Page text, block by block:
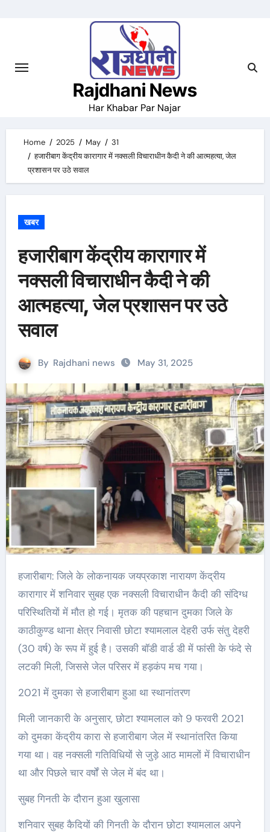
Rajdhani News
Har Khabar Par Najar
Home 2025 May
31
हजारीबाग केंद्रीय कारागार में नक्सली विचाराधीन कैदी ने की आत्महत्या, जेल
प्रशासन पर उठे सवाल
खबर
हजारीबाग केंद्रीय कारागार में
नक्सली विचाराधीन कैदी ने की
आत्महत्या, जेल प्रशासन पर उठे
सवाल
By Rajdhani news May 31, 2025
हजारीबाग: जिले के लोकनायक जयप्रकाश नारायण केंद्रीय
कारागार में शनिवार सुबह एक नक्सली विचाराधीन कैदी की संदिग्ध
परिस्थितियों में मौत हो गई। मृतक की पहचान दुमका जिले के
काठीकुण्ड थाना क्षेत्र निवासी छोटा श्यामलाल देहरी उर्फ संतु देहरी
(30 वर्ष) के रूप में हुई है। उसकी बॉडी वार्ड डी में फांसी के फंदे से
लटकी मिली, जिससे जेल परिसर में हड़कंप मच गया।
2021 में दुमका से हजारीबाग हुआ था स्थानांतरण
मिली जानकारी के अनुसार, छोटा श्यामलाल को 9 फरवरी 2021
को दुमका केंद्रीय कारा से हजारीबाग जेल में स्थानांतरित किया
गया था। वह नक्सली गतिविधियों से जुड़े आठ मामलों में विचाराधीन
था और पिछले चार वर्षों से जेल में बंद था।
सुबह गिनती के दौरान हुआ खुलासा
शनिवार सुबह कैदियों की गिनती के दौरान छोटा श्यामलाल अपने